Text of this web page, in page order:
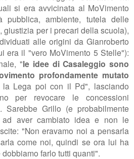
si era avvicinata al MoVimento
pubblica, ambiente, tutela delle
giustizia per i precari della scuola),
alle origini da Gianroberto
era il "vero MoVimento 5 Stelle"):
"le idee di Casaleggio sono
profondamente mutato
la Lega poi con il Pd", lasciando
per revocare le concessioni
Sarebbe Grillo (e probabilmente
aver cambiato idea e non le
"Non eravamo noi a pensarla
come noi, quindi se ora lui ha
farlo tutti quanti".